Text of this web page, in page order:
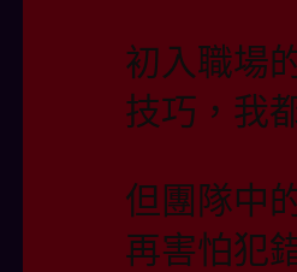
初入職場
技巧，我
但團隊中
再害怕犯